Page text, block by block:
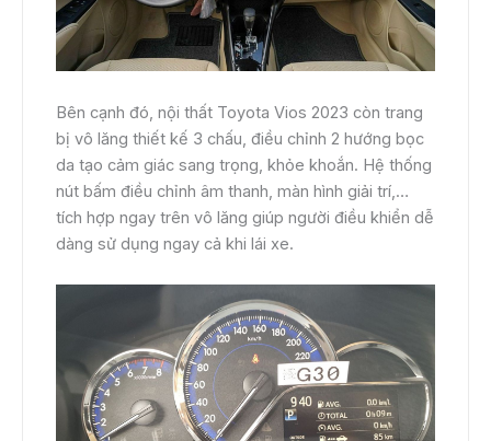
Bên cạnh đó, nội thất Toyota Vios 2023 còn trang
bị vô lăng thiết kế 3 chấu, điều chỉnh 2 hướng bọc
da tạo cảm giác sang trọng, khỏe khoắn. Hệ thống
nút bấm điều chỉnh âm thanh, màn hình giải trí,…
tích hợp ngay trên vô lăng giúp người điều khiển dễ
dàng sử dụng ngay cả khi lái xe.